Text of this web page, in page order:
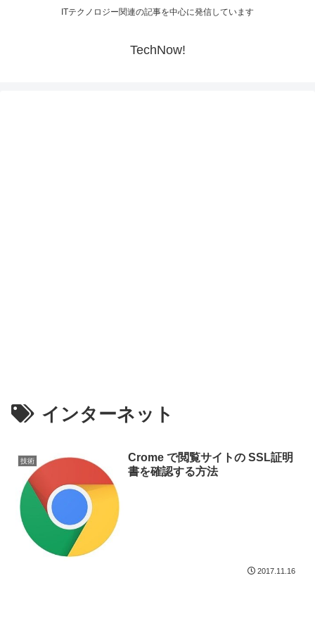
ITテクノロジー関連の記事を中心に発信しています
TechNow!
インターネット
技術
Crome で閲覧サイトの SSL証明
書を確認する方法
2017.11.16